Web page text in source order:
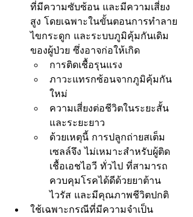
ที่มีความซับซ้อน และมีความเสี่ยง
สูง โดยเฉพาะในขั้นตอนการทำลาย
ไขกระดูก และระบบภูมิคุ้มกันเดิม
ของผู้ป่วย ซึ่งอาจก่อให้เกิด
การติดเชื้อรุนแรง
ภาวะแทรกซ้อนจากภูมิคุ้มกัน
ใหม่
ความเสี่ยงต่อชีวิตในระยะสั้น
และระยะยาว
ด้วยเหตุนี้ การปลูกถ่ายสเต็ม
เซลล์จึง ไม่เหมาะสำหรับผู้ติด
เชื้อเอชไอวี ทั่วไป ที่สามารถ
ควบคุมโรคได้ดีด้วยยาต้าน
ไวรัส และมีคุณภาพชีวิตปกติ
ใช้เฉพาะกรณีที่มีความจำเป็น